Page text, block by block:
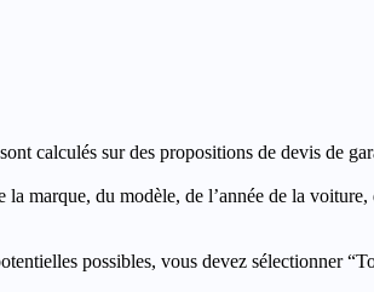
calculés sur des propositions de devis de
marque, du modèle, de l’année de la
possibles, vous devez sélectionner